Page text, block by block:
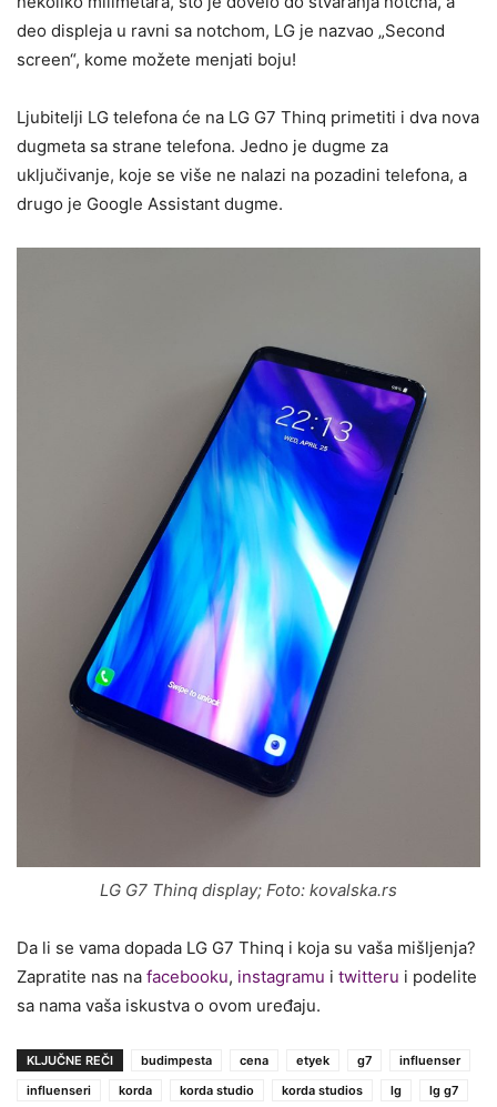
deo displeja u ravni sa notchom, LG je nazvao „Second
screen“, kome možete menjati boju!
Ljubitelji LG telefona će na LG G7 Thinq primetiti i dva nova
dugmeta sa strane telefona. Jedno je dugme za
uključivanje, koje se više ne nalazi na pozadini telefona, a
drugo je Google Assistant dugme.
LG G7 Thinq display; Foto: kovalska.rs
Da li se vama dopada LG G7 Thinq i koja su vaša mišljenja?
Zapratite nas na facebooku, instagramu i twitteru i podelite
sa nama vaša iskustva o ovom uređaju.
KLJUČNE REČI budimpesta cena etyek g7
influenser
influenseri
korda korda studio korda studios lg
lg g7